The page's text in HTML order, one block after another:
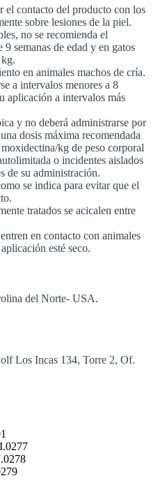
el contacto del producto con los
sobre lesiones de la piel.
no se recomienda el
semanas de edad y en gatos
en animales machos de cría.
a intervalos menores a 8
aplicación a intervalos más
y no deberá administrarse por
dosis máxima recomendada
kg de peso corporal
o incidentes aislados
de su administración.
se indica para evitar que el
tratados se acicalen entre
en contacto con animales
esté seco.
del Norte- USA.
Los Incas 134, Torre 2, Of.